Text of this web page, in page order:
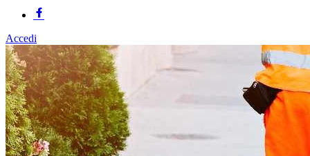
Accedi